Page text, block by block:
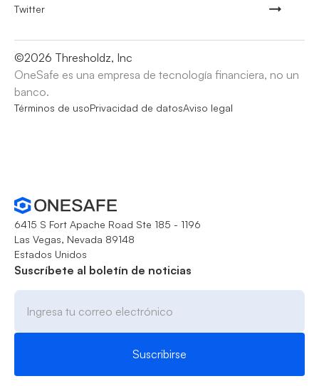
Twitter
©2026 Thresholdz, Inc
OneSafe es una empresa de tecnología financiera, no un
banco.
Términos de usoPrivacidad de datosAviso legal
6415 S Fort Apache Road Ste 185 - 1196
Las Vegas, Nevada 89148
Estados Unidos
Suscríbete al boletín de noticias